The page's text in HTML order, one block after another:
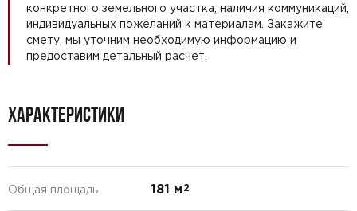
конкретного земельного участка, наличия коммуникаций,
индивидуальных пожеланий к материалам. Закажите
смету, мы уточним необходимую информацию и
предоставим детальный расчет.
ХАРАКТЕРИСТИКИ
Общая площадь 181 м2